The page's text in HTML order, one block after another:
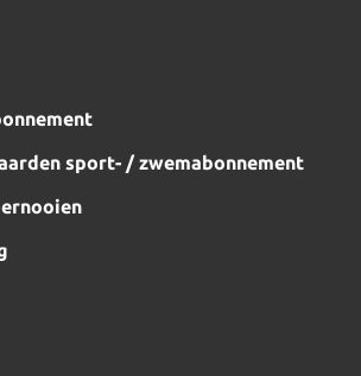
sport- / zwemabonnement